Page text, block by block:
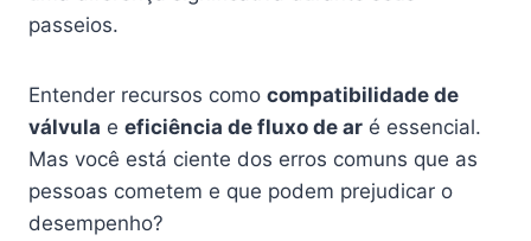
passeios.
Entender recursos como compatibilidade de
válvula e eficiência de fluxo de ar é essencial.
Mas você está ciente dos erros comuns que as
pessoas cometem e que podem prejudicar o
desempenho?